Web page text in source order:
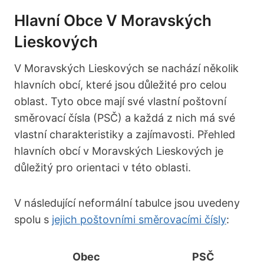
Hlavní Obce V Moravských
Lieskových
V Moravských Lieskových se nachází několik
hlavních obcí, které jsou důležité pro celou
oblast. Tyto obce mají své vlastní poštovní
směrovací čísla (PSČ) a každá z nich má své
vlastní charakteristiky a zajímavosti. Přehled
hlavních obcí v Moravských Lieskových je
důležitý pro orientaci v této oblasti.
V následující neformální tabulce jsou uvedeny
spolu s jejich poštovními směrovacími čísly:
Obec PSČ